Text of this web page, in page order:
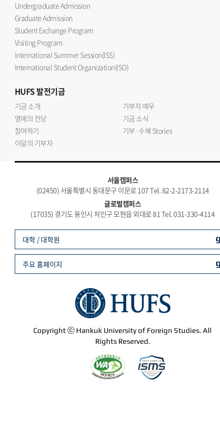
Undergraduate Admission
Graduate Admission
Student Exchange Program
Visiting Program
International Summer Session(ISS)
International Student Organization(ISO)
HUFS발전기금
기금 소개
기부자 예우
명예의 전당
기금 소식
참여하기
기부·수혜 Stories
이달의 기부자
서울캠퍼스
(02450) 서울특별시 동대문구 이문로 107 Tel. 82-2-2173-2114
글로벌캠퍼스
(17035) 경기도 용인시 처인구 모현읍 외대로 81 Tel. 031-330-4114
Copyright ⓒ Hankuk University of Foreign Studies. All
Rights Reserved.
대학 / 대학원
주요 홈페이지